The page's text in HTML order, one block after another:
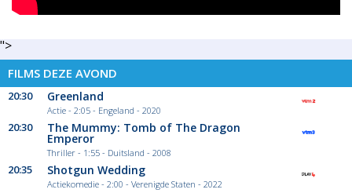
">
FILMS DEZE AVOND
20:30 Greenland
Actie - 2:05 - Engeland - 2020
20:30 The Mummy: Tomb of The Dragon
Emperor
Thriller - 1:55 - Duitsland - 2008
20:35 Shotgun Wedding
Actiekomedie - 2:00 - Verenigde Staten - 2022